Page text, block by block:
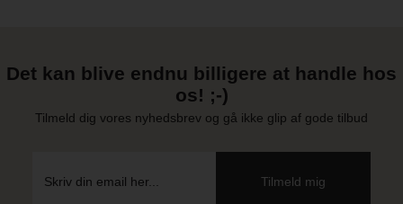
Det kan blive endnu billigere at handle hos
os! ;-)
Tilmeld dig vores nyhedsbrev og gå ikke glip af gode tilbud